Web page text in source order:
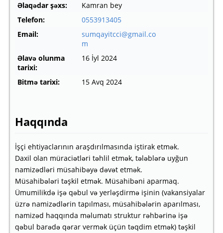
Əlaqədar şəxs:
Kamran bey
Telefon:
0553913405
Email:
sumqayitcci@gmail.co
m
Əlavə olunma
tarixi:
16 İyl 2024
Bitmə tarixi: 15 Avq 2024
Haqqında
İşçi ehtiyaclarının araşdırılmasında iştirak etmək.
Daxil olan müraciətləri təhlil etmək, tələblərə uyğun
namizədləri müsahibəyə dəvət etmək.
Müsahibələri təşkil etmək. Müsahibəni aparmaq.
Ümumilikdə işə qəbul və yerləşdirmə işinin (vakansiyalar
üzrə namizədlərin tapılması, müsahibələrin aparılması,
namizəd haqqında məlumatı struktur rəhbərinə işə
qəbul barədə qərar vermək üçün təqdim etmək) təşkil